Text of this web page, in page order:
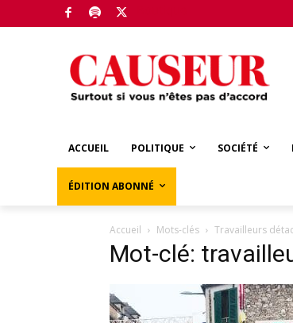
ACCUEIL POLITIQUE SOCIÉTÉ
ÉDITION ABONNÉ
Accueil Mots-clés Travailleurs
Mot-clé: